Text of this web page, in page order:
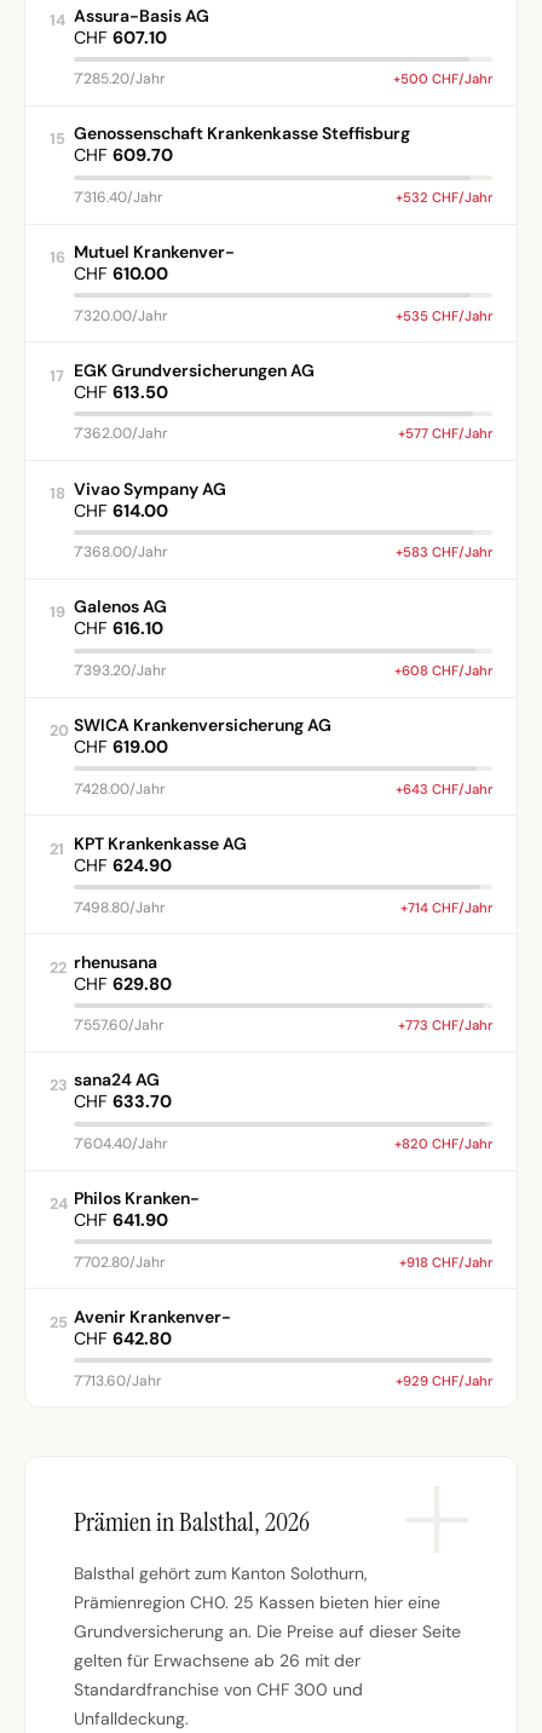
14 Assura-Basis AG
CHF 607.10
7'285.20/Jahr +500 CHF/Jahr
15 Genossenschaft Krankenkasse Steffisburg
CHF 609.70
7'316.40/Jahr +532 CHF/Jahr
16 Mutuel Krankenver-
CHF 610.00
7'320.00/Jahr +535 CHF/Jahr
17 EGK Grundversicherungen AG
CHF 613.50
7'362.00/Jahr +577 CHF/Jahr
18 Vivao Sympany AG
CHF 614.00
7'368.00/Jahr +583 CHF/Jahr
19 Galenos AG
CHF 616.10
7'393.20/Jahr +608 CHF/Jahr
20 SWICA Krankenversicherung AG
CHF 619.00
7'428.00/Jahr +643 CHF/Jahr
21 KPT Krankenkasse AG
CHF 624.90
7'498.80/Jahr +714 CHF/Jahr
22 rhenusana
CHF 629.80
7'557.60/Jahr +773 CHF/Jahr
23 sana24 AG
CHF 633.70
7'604.40/Jahr +820 CHF/Jahr
24 Philos Kranken-
CHF 641.90
7'702.80/Jahr +918 CHF/Jahr
25 Avenir Krankenver-
CHF 642.80
7'713.60/Jahr +929 CHF/Jahr
Prämien in Balsthal, 2026
Balsthal gehört zum Kanton Solothurn,
Prämienregion CH0. 25 Kassen bieten hier eine
Grundversicherung an. Die Preise auf dieser Seite
gelten für Erwachsene ab 26 mit der
Standardfranchise von CHF 300 und
Unfalldeckung.